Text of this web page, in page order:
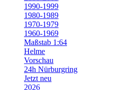
1990-1999
1980-1989
1970-1979
1960-1969
Maßstab 1:64
Helme
Vorschau
24h Nürburgring
Jetzt neu
2026